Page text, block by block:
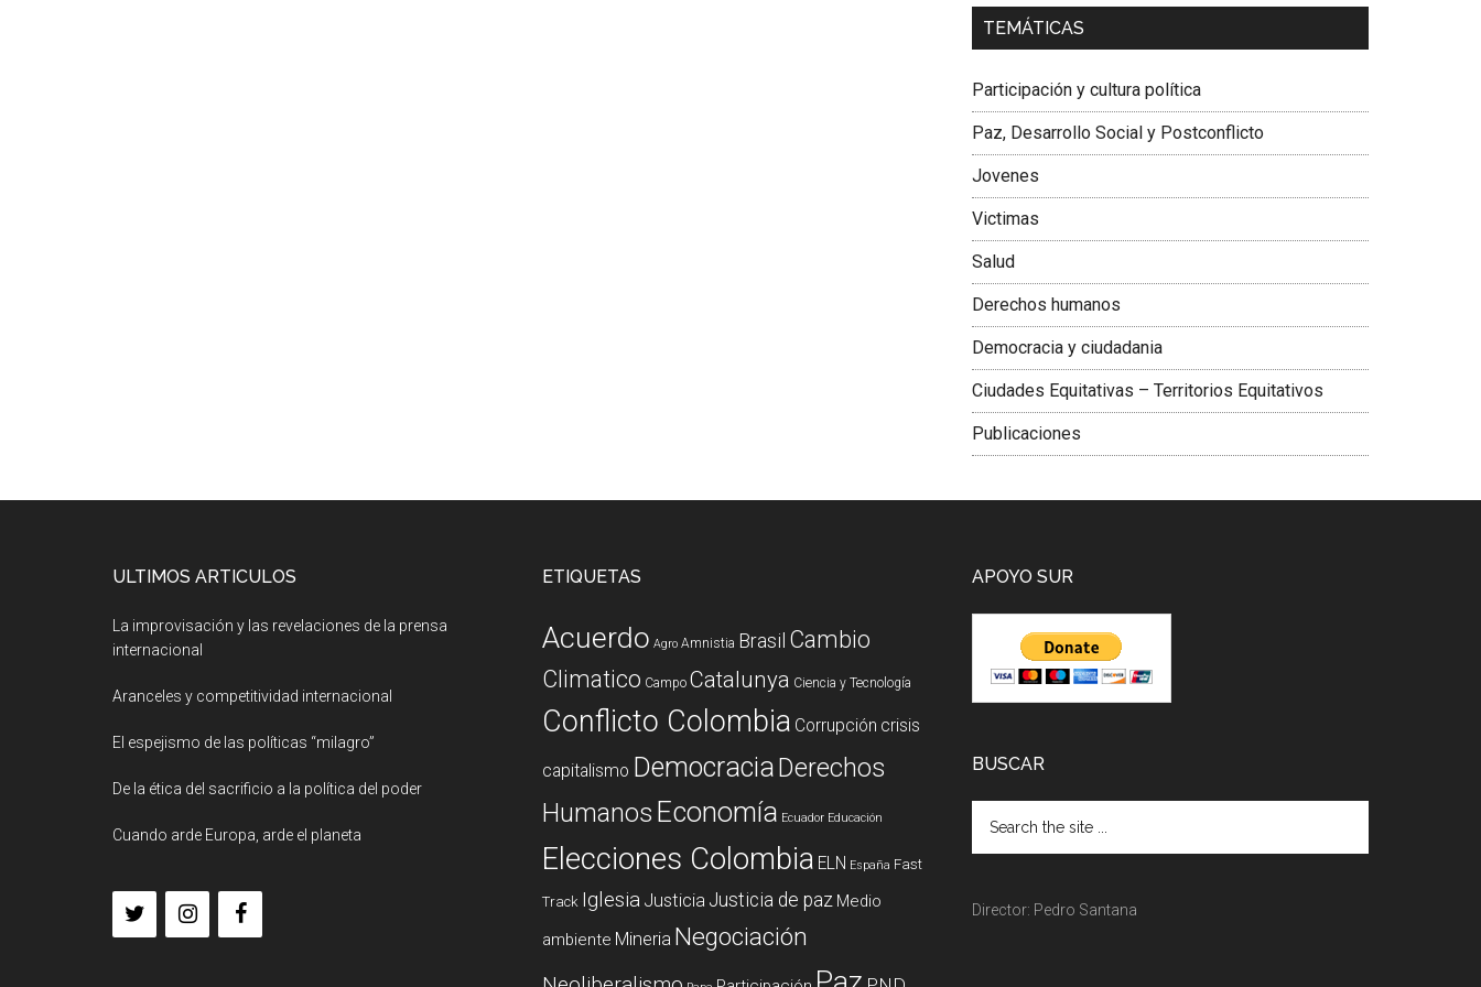
Dra. Carolina Corcho Mejía,
Latinoamericana Sur, Vicepresidenta Federación
TEMÁTICAS
Participación y cultura política
Paz, Desarrollo Social y Postconflicto
Jovenes
Victimas
Salud
Derechos humanos
Democracia y ciudadania
Ciudades Equitativas – Territorios Equitativos
Publicaciones
ULTIMOS ARTICULOS
La improvisación y las revelaciones de la prensa
internacional
Aranceles y competitividad internacional
El espejismo de las políticas “milagro”
De la ética del sacrificio a la política del poder
Cuando arde Europa, arde el planeta
ETIQUETAS
Acuerdo Agro Amnistia Brasil Cambio
Climatico Campo Catalunya Ciencia y Tecnología
Conflicto Colombia Corrupción crisis
capitalismo DemocraciaDerechos
Humanos Economía Ecuador Educación
Elecciones Colombia ELN España Fast
Track Iglesia Justicia Justicia de paz Medio
ambiente Mineria Negociación
APOYO SUR
BUSCAR
Director: Pedro Santana